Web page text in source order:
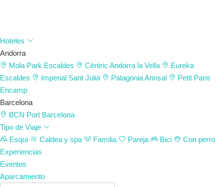
Hoteles
Andorra
Mola Park Escaldes Cèntric Andorra la Vella
Eureka
Escaldes
Imperial Sant Julià PatagoniaArinsal
Petit Paris
Encamp
Barcelona
BCN Port Barcelona
Tipo de Viaje
Esquí
Caldea y spa Familia Pareja Bici
Con perro
Experiencias
Eventos
Aparcamiento